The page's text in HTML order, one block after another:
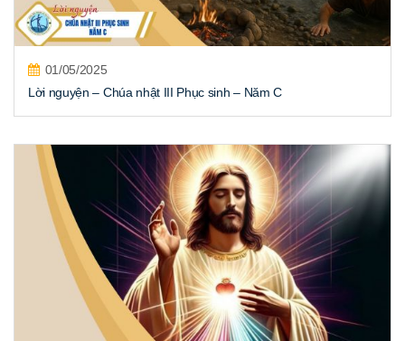
01/05/2025
Lời nguyện – Chúa nhật III Phục sinh – Năm C